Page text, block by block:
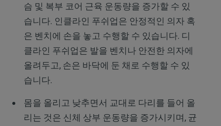
슴 및 복부 코어 근육 운동량을 증가할 수 있
습니다. 인클라인 푸쉬업은 안정적인 의자 혹
은 벤치에 손을 놓고 수행할 수 있습니다. 디
클라인 푸쉬업은 발을 벤치나 안전한 의자에
올려두고, 손은 바닥에 둔 채로 수행할 수 있
습니다.
몸을 올리고 낮추면서 교대로 다리를 들어 올
리는 것은 신체 상부 운동량을 증가시키며, 균